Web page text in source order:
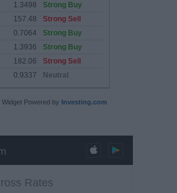
Powered by Investing.com